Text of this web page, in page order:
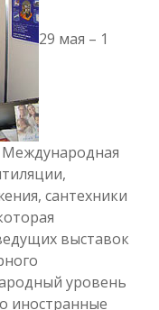
29 мая – 1
Международная
сантехники
выставок
уровень
иностранные